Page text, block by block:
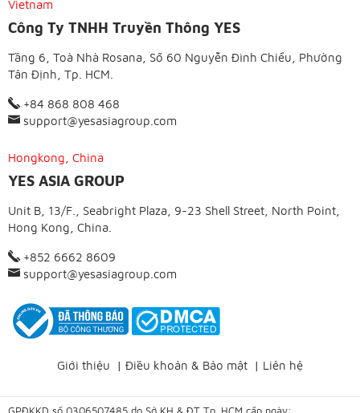
Vietnam
Công Ty TNHH Truyền Thông YES
Tầng 6, Toà Nhà Rosana, Số 60 Nguyễn Đình Chiểu, Phường
Tân Định, Tp. HCM.
+84 868 808 468
support@yesasiagroup.com
Hongkong, China
YES ASIA GROUP
Unit B, 13/F., Seabright Plaza, 9-23 Shell Street, North Point,
Hong Kong, China.
+852 6662 8609
support@yesasiagroup.com
Giới thiệu | Điều khoản & Bảo mật | Liên hệ